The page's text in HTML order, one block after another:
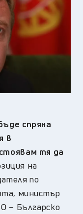
спряна
в
тя да
на
по
министър
– Българско